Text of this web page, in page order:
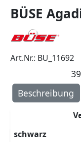
BÜSE
Art.Nr.: BU_11692
Beschreibung
schwarz